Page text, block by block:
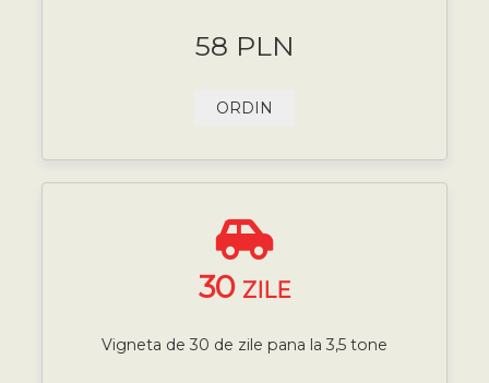
58 PLN
ORDIN
30 ZILE
Vigneta de 30 de zile pana la 3,5 tone